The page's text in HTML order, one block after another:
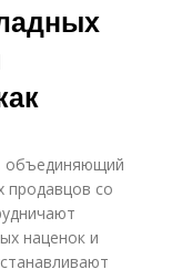
объединяющий
продавцов со
наценок и